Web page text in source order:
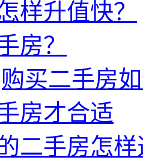
样升值快？
房？
买二手房
房才合适
二手房怎样